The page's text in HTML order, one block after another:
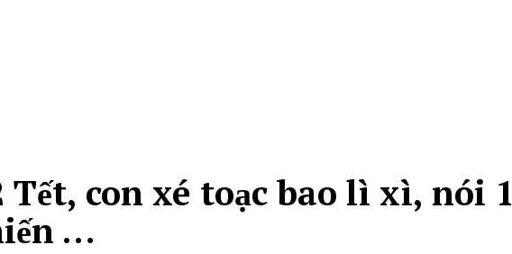
Tết, con xé toạc bao lì xì, nói 1
…